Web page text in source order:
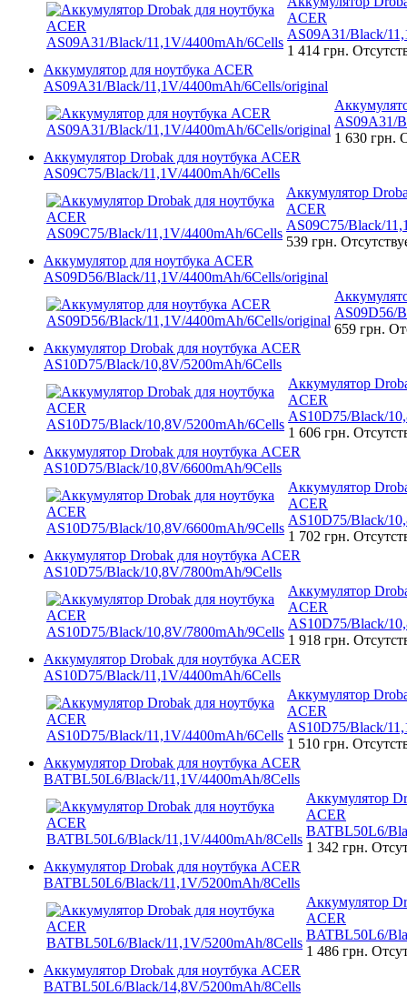
ACER
AS09A31/Black/
1 414 грн.
Аккумулятор для ноутбука ACER
AS09A31/Black/11,1V/4400mAh/6Cells/original
AS09A31/
1 630 грн.
Аккумулятор Drobak для ноутбука ACER
AS09C75/Black/11,1V/4400mAh/6Cells
Аккумулятор
ACER
AS09C75/Black/
539 грн.
Аккумулятор для ноутбука ACER
AS09D56/Black/11,1V/4400mAh/6Cells/original
AS09D56/
659 грн.
Аккумулятор Drobak для ноутбука ACER
AS10D75/Black/10,8V/5200mAh/6Cells
Аккумулятор
ACER
AS10D75/Black/
1 606 грн.
Аккумулятор Drobak для ноутбука ACER
AS10D75/Black/10,8V/6600mAh/9Cells
Аккумулятор
ACER
AS10D75/Black/
1 702 грн.
Аккумулятор Drobak для ноутбука ACER
AS10D75/Black/10,8V/7800mAh/9Cells
Аккумулятор
ACER
AS10D75/Black/
1 918 грн.
Аккумулятор Drobak для ноутбука ACER
AS10D75/Black/11,1V/4400mAh/6Cells
Аккумулятор
ACER
AS10D75/Black/
1 510 грн.
Аккумулятор Drobak для ноутбука ACER
BATBL50L6/Black/11,1V/4400mAh/8Cells
Аккумулятор
ACER
BATBL50L6/
1 342 грн.
Аккумулятор Drobak для ноутбука ACER
BATBL50L6/Black/11,1V/5200mAh/8Cells
Аккумулятор
ACER
BATBL50L6/
1 486 грн.
Аккумулятор Drobak для ноутбука ACER
BATBL50L6/Black/14,8V/5200mAh/8Cells